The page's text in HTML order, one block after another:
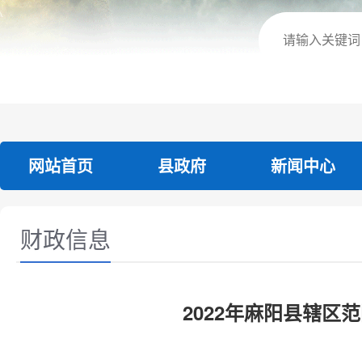
网站首页 县政府 新闻中心
财政信息
2022年麻阳县辖区